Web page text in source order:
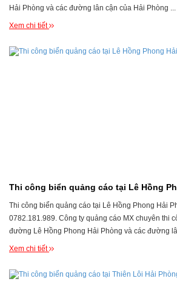
Hải Phòng và các đường lân cận của Hải Phòng ...
Xem chi tiết
Thi công biển quảng cáo tại Lê Hồng
Thi công biển quảng cáo tại Lê Hồng Phong Hải
0782.181.989. Công ty quảng cáo MX chuyên thi
đường Lê Hồng Phong Hải Phòng và các đường
Xem chi tiết